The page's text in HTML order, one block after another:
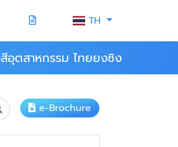
TH
อุตสาหกรรม ไทยยงซิง
e-Brochure